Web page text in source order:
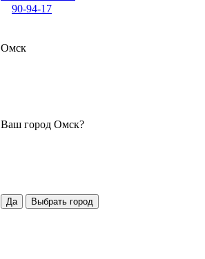
90-94-17
Омск
Ваш город Омск?
Да Выбрать город